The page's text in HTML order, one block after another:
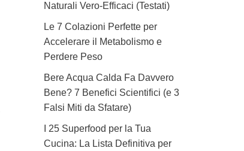
Naturali Vero-Efficaci (Testati)
Le 7 Colazioni Perfette per
Accelerare il Metabolismo e
Perdere Peso
Bere Acqua Calda Fa Davvero
Bene? 7 Benefici Scientifici (e 3
Falsi Miti da Sfatare)
I 25 Superfood per la Tua
Cucina: La Lista Definitiva per